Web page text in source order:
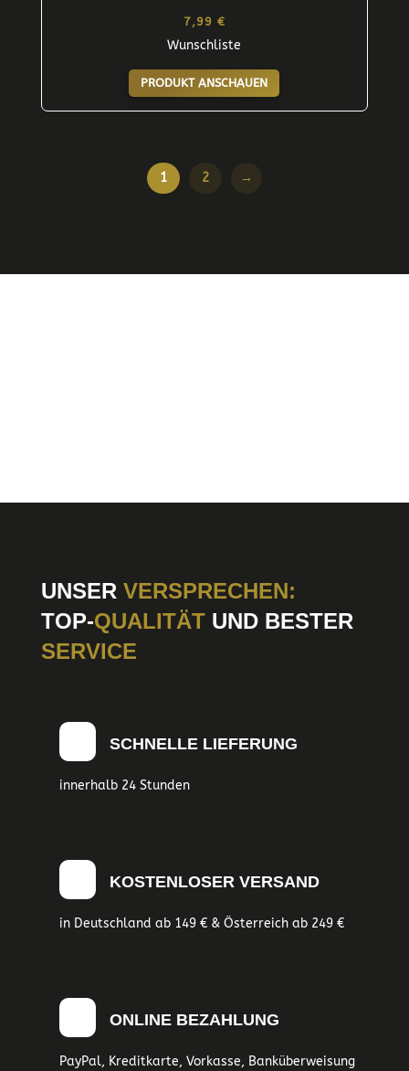
7,99 €
Wunschliste
PRODUKT ANSCHAUEN
1 2 →
UNSER VERSPRECHEN:
TOP-QUALITÄTUND BESTER
SERVICE
SCHNELLE LIEFERUNG
innerhalb 24 Stunden
KOSTENLOSER VERSAND
in Deutschland ab 149 € & Österreich ab 249 €
ONLINE BEZAHLUNG
PayPal, Kreditkarte, Vorkasse, Banküberweisung